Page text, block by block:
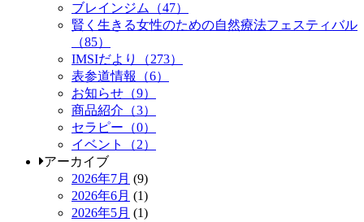
ブレインジム（47）
賢く生きる女性のための自然療法フェスティバル
（85）
IMSIだより（273）
表参道情報（6）
お知らせ（9）
商品紹介（3）
セラピー（0）
イベント（2）
アーカイブ
2026年7月 (9)
2026年6月 (1)
2026年5月 (1)